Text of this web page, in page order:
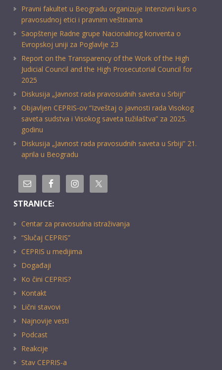
Pravni fakultet u Beogradu organizuje Intenzivni kurs o
pravosudnoj etici i pravnim veštinama
Saopštenje Radne grupe Nacionalnog konventa o
Evropskoj uniji za Poglavlje 23
Report on the Transparency of the Work of the High
Judicial Council and the High Prosecutorial Council for
2025
Diskusija „Javnost rada pravosudnih saveta u Srbiji“
Objavljen CEPRIS-ov “Izveštaj o javnosti rada Visokog
saveta sudstva i Visokog saveta tužilaštva” za 2025.
godinu
Diskusija „Javnost rada pravosudnih saveta u Srbiji” 21.
aprila u Beogradu
STRANICE:
Centar za pravosudna istraživanja
“Slučaj CEPRIS”
CEPRIS u medijima
Događaji
Ko čini CEPRIS?
Kontakt
Lični stavovi
Najnovije vesti
Podcast
Reakcije
Stav CEPRIS-a